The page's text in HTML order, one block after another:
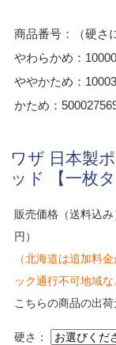
商品番号：（硬さ
やわらかめ：
ややかため：
かため：
ワザ 日本製
ッド 【一枚
販売価格（送料込み
円）
（北海道は追加料
ック通行不可地域
こちらの商品の出荷
硬さ：